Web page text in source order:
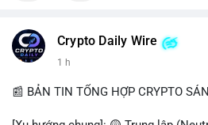
Crypto Daily Wire
1 h
📰 BẢN TIN TỔNG HỢP CRYPTO